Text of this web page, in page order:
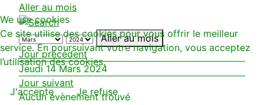
Aller au mois
Aller au mois
Jour précédent
Jeudi 14 Mars 2024
Jour suivant
Aucun évènement trouvé
We use cookies
Ce site utilise des cookies pour vous offrir le meilleur
service. En poursuivant votre navigation, vous acceptez
l’utilisation des cookies.
J'accepte
Je refuse